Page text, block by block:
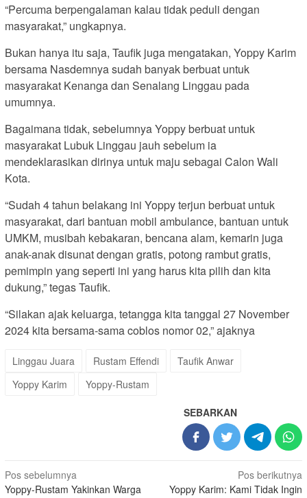
“Percuma berpengalaman kalau tidak peduli dengan
masyarakat,” ungkapnya.
Bukan hanya itu saja, Taufik juga mengatakan, Yoppy Karim
bersama Nasdemnya sudah banyak berbuat untuk
masyarakat Kenanga dan Senalang Linggau pada
umumnya.
Bagaimana tidak, sebelumnya Yoppy berbuat untuk
masyarakat Lubuk Linggau jauh sebelum ia
mendeklarasikan dirinya untuk maju sebagai Calon Wali
Kota.
“Sudah 4 tahun belakang ini Yoppy terjun berbuat untuk
masyarakat, dari bantuan mobil ambulance, bantuan untuk
UMKM, musibah kebakaran, bencana alam, kemarin juga
anak-anak disunat dengan gratis, potong rambut gratis,
pemimpin yang seperti ini yang harus kita pilih dan kita
dukung,” tegas Taufik.
“Silakan ajak keluarga, tetangga kita tanggal 27 November
2024 kita bersama-sama coblos nomor 02,” ajaknya
Linggau Juara Rustam Effendi
Taufik Anwar
Yoppy Karim
Yoppy-Rustam
SEBARKAN
Navigasi
Pos sebelumnya
Yoppy-Rustam Yakinkan Warga
Pos berikutnya
Yoppy Karim: Kami Tidak Ingin